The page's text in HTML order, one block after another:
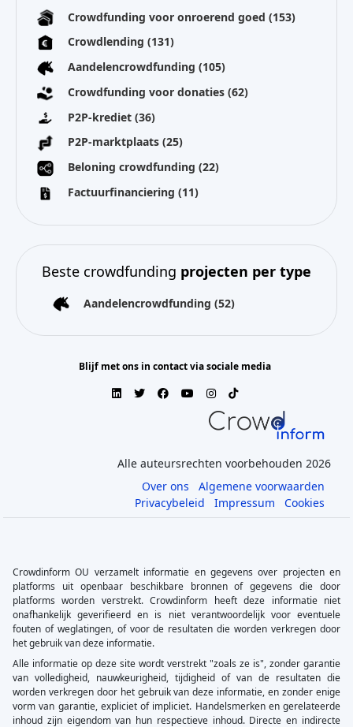
Crowdfunding voor onroerend goed (153)
Crowdlending (131)
Aandelencrowdfunding (105)
Crowdfunding voor donaties (62)
P2P-krediet (36)
P2P-marktplaats (25)
Beloning crowdfunding (22)
Factuurfinanciering (11)
Beste crowdfunding projecten per type
Aandelencrowdfunding (52)
Blijf met ons in contact via sociale media
Alle auteursrechten voorbehouden 2026
Over ons
Algemene voorwaarden
Privacybeleid
Impressum Cookies
Crowdinform OU verzamelt informatie en gegevens over projecten en
platforms uit openbaar beschikbare bronnen of gegevens die door
platforms worden verstrekt. Crowdinform heeft deze informatie niet
onafhankelijk geverifieerd en is niet verantwoordelijk voor eventuele
fouten of weglatingen, of voor de resultaten die worden verkregen door
het gebruik van deze informatie.
Alle informatie op deze site wordt verstrekt "zoals ze is", zonder garantie
van volledigheid, nauwkeurigheid, tijdigheid of van de resultaten die
worden verkregen door het gebruik van deze informatie, en zonder enige
vorm van garantie, expliciet of impliciet. Handelsmerken en gerelateerde
inhoud zijn eigendom van hun respectieve inhoud. Directe en indirecte